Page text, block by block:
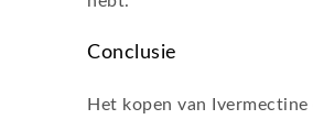
Conclusie
Het kopen van Ivermectine